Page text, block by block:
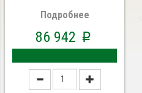
Подробнее
86 942 p